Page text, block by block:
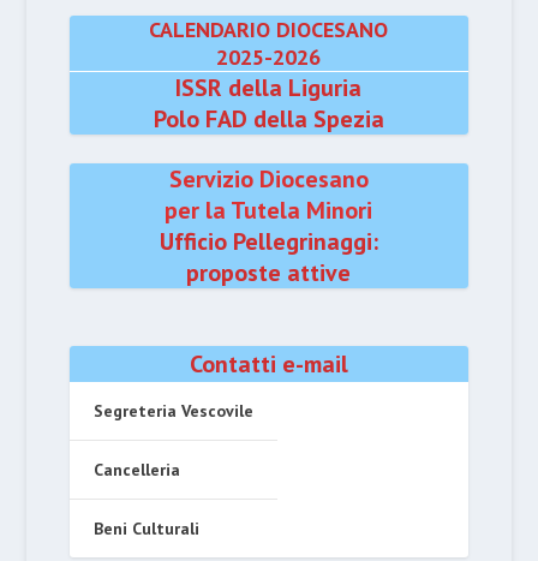
CALENDARIO DIOCESANO
2025-2026
ISSR della Liguria
Polo FAD della Spezia
Servizio Diocesano
per la Tutela Minori
Ufficio Pellegrinaggi:
proposte attive
Contatti e-mail
Segreteria Vescovile
Cancelleria
Beni Culturali